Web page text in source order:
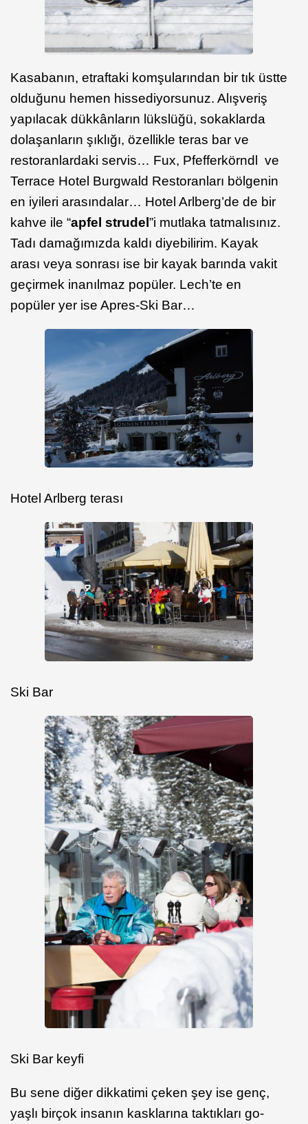
Kasabanın, etraftaki komşularından bir tık üstte
olduğunu hemen hissediyorsunuz. Alışveriş
yapılacak dükkânların lükslüğü, sokaklarda
dolaşanların şıklığı, özellikle teras bar ve
restoranlardaki servis… Fux, Pfefferkörndl ve
Terrace Hotel Burgwald Restoranları bölgenin
en iyileri arasındalar… Hotel Arlberg’de de bir
kahve ile “apfel strudel”i mutlaka tatmalısınız.
Tadı damağımızda kaldı diyebilirim. Kayak
arası veya sonrası ise bir kayak barında vakit
geçirmek inanılmaz popüler. Lech’te en
popüler yer ise Apres-Ski Bar…
Hotel Arlberg terası
Ski Bar
Ski Bar keyfi
Bu sene diğer dikkatimi çeken şey ise genç,
yaşlı birçok insanın kasklarına taktıkları go-